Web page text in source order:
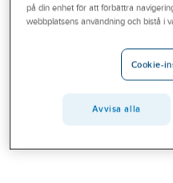
Branscher
på din enhet för att förbättra
webbplatsens användning och bistå i
Cookie-
Avvisa alla